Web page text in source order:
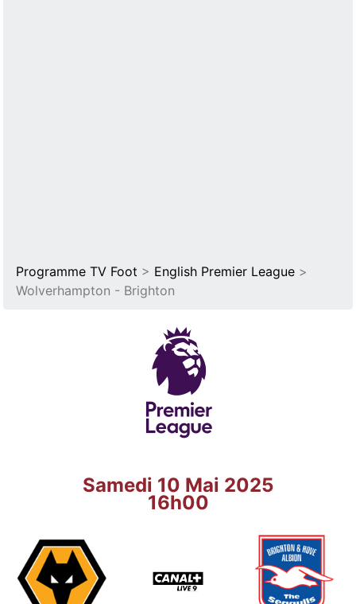
Programme TV Foot > English Premier League >
Wolverhampton - Brighton
Samedi 10 Mai 2025
16h00